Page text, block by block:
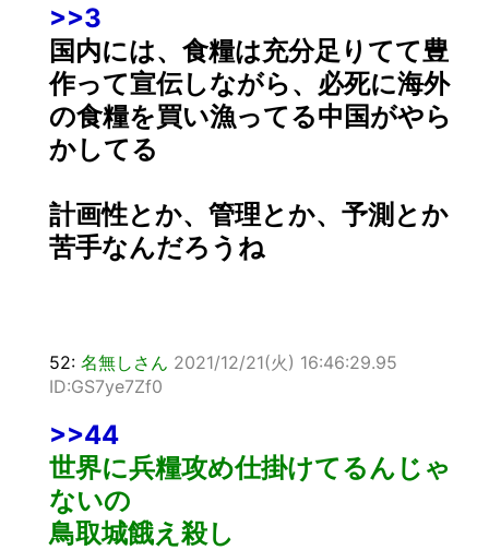
>>3
国内には、食糧は充分足りてて豊
作って宣伝しながら、必死に海外
の食糧を買い漁ってる中国がやら
かしてる
計画性とか、管理とか、予測とか
苦手なんだろうね
52: 名無しさん 2021/12/21(火) 16:46:29.95
ID:GS7ye7Zf0
>>44
世界に兵糧攻め仕掛けてるんじゃ
ないの
鳥取城餓え殺し